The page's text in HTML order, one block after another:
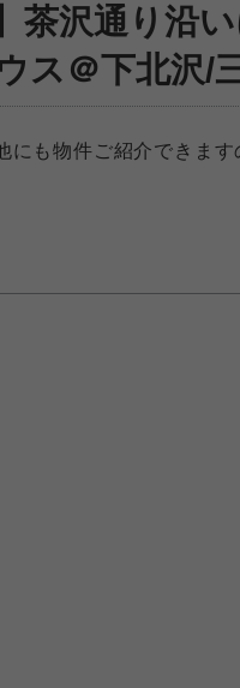
茶沢通り沿
ス＠下北沢/
も物件ご紹介できます